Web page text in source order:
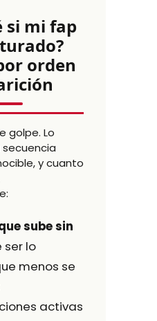
si mi fap
orden
golpe. Lo
y cuanto
sube sin
ser lo
menos se
activas